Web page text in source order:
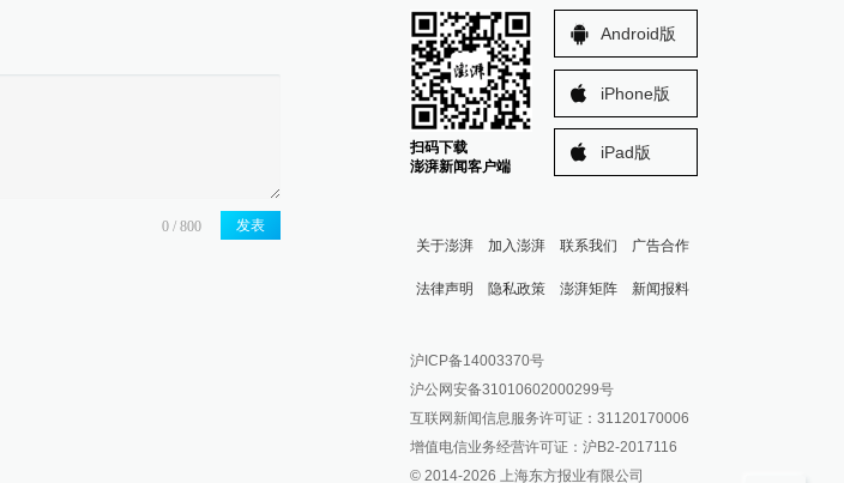
发表
扫码下载
澎湃新闻客户端
Android版
iPhone版
iPad版
关于澎湃 加入澎湃 联系我们 广告合作
法律声明 隐私政策 澎湃矩阵
澎湃新闻公众号
澎湃新闻抖音号
派生万物开放平台
IP SHANGHAI
新闻报料
报料邮箱: news@thepaper.cn
沪ICP备14003370号
沪公网安备31010602000299号
互联网新闻信息服务许可证：31120170006
增值电信业务经营许可证：沪B2-2017116
© 2014-2026 上海东方报业有限公司